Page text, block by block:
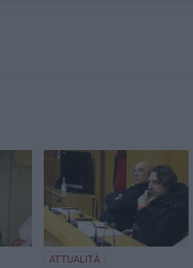
ATTUALITÀ